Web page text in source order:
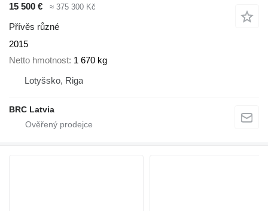
15 500 €
≈ 375 300 Kč
Přívěs různé
2015
Netto hmotnost 1 670 kg
Lotyšsko, Riga
BRC Latvia